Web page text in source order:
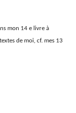
mon 14 e livre à
de moi, cf. mes 13